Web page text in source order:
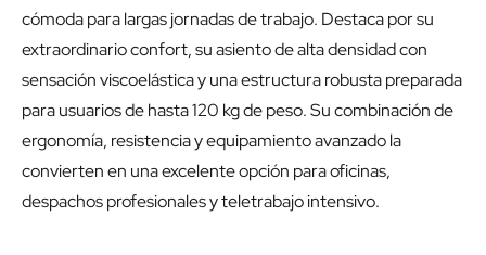
cómoda para largas jornadas de trabajo. Destaca por su
extraordinario confort, su asiento de alta densidad con
sensación viscoelástica y una estructura robusta preparada
para usuarios de hasta 120 kg de peso. Su combinación de
ergonomía, resistencia y equipamiento avanzado la
convierten en una excelente opción para oficinas,
despachos profesionales y teletrabajo intensivo.